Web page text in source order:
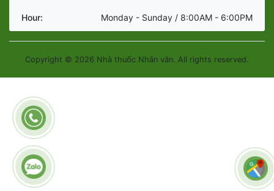
Hour: Monday - Sunday / 8:00AM - 6:00PM
Copyright © 2026 Nhà thuốc Nhân văn. All rights reserved.